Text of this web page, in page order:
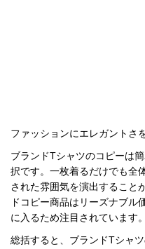
ファッションにエレガントさ
ブランドTシャツのコピーは
択です。一枚着るだけでも全
された雰囲気を演出すること
ドコピー商品はリーズナブル
に入るため注目されています。
総括すると、ブランドTシャ